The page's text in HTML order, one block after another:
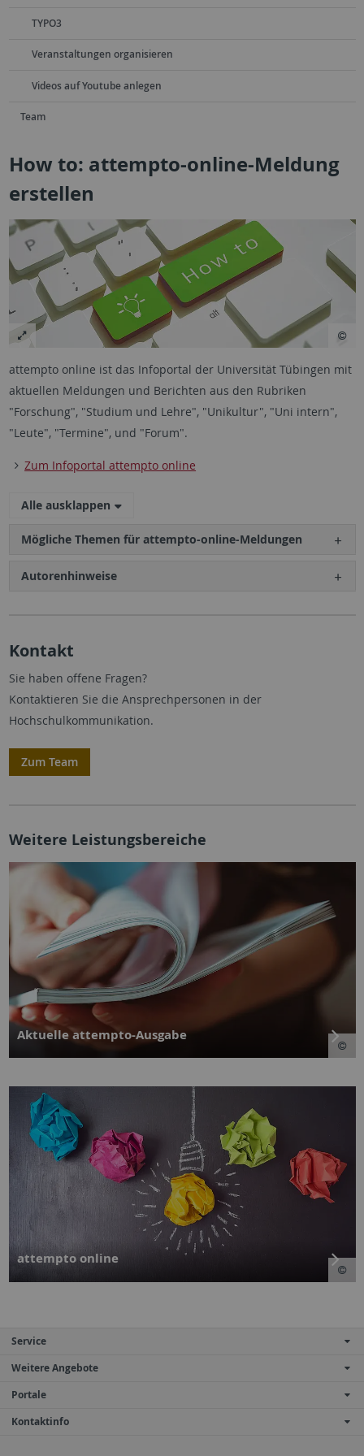
TYPO3
Veranstaltungen organisieren
Videos auf Youtube anlegen
Team
How to: attempto-online-Meldung
erstellen
attempto online ist das Infoportal der Universität Tübingen mit
aktuellen Meldungen und Berichten aus den Rubriken
"Forschung", "Studium und Lehre", "Unikultur", "Uni intern",
"Leute", "Termine", und "Forum".
Zum Infoportal attempto online
Alle ausklappen
Mögliche Themen für attempto-online-Meldungen
Autorenhinweise
Kontakt
Sie haben offene Fragen?
Kontaktieren Sie die Ansprechpersonen in der
Hochschulkommunikation.
Zum Team
Weitere Leistungsbereiche
Aktuelle attempto-Ausgabe
attempto online
Service
Weitere Angebote
Portale
Kontaktinfo